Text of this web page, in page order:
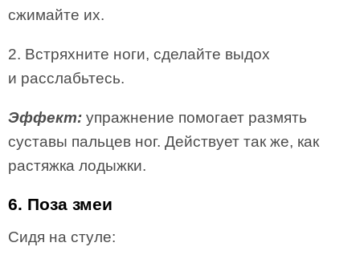
сжимайте их.
2. Встряхните ноги, сделайте выдох
и расслабьтесь.
Эффект: упражнение помогает размять
суставы пальцев ног. Действует так же, как
растяжка лодыжки.
6. Поза змеи
Сидя на стуле: